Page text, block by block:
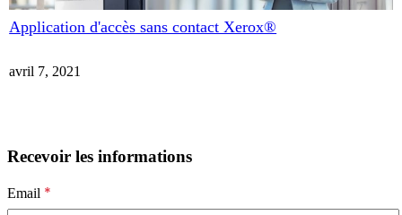
Application d'accès sans contact Xerox®
avril 7, 2021
Recevoir les informations
Email *